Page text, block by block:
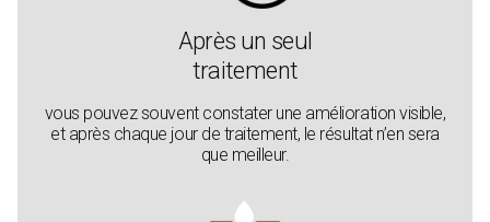
Après un seul
traitement
vous pouvez souvent constater une amélioration visible,
et après chaque jour de traitement, le résultat n’en sera
que meilleur.